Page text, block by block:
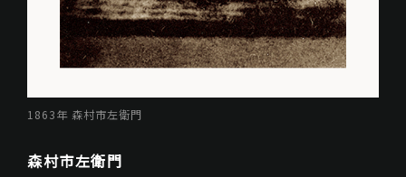
1863年 森村市左衛門
森村市左衛門